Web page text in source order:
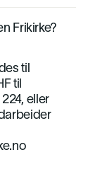
Frikirke?
til
til
eller